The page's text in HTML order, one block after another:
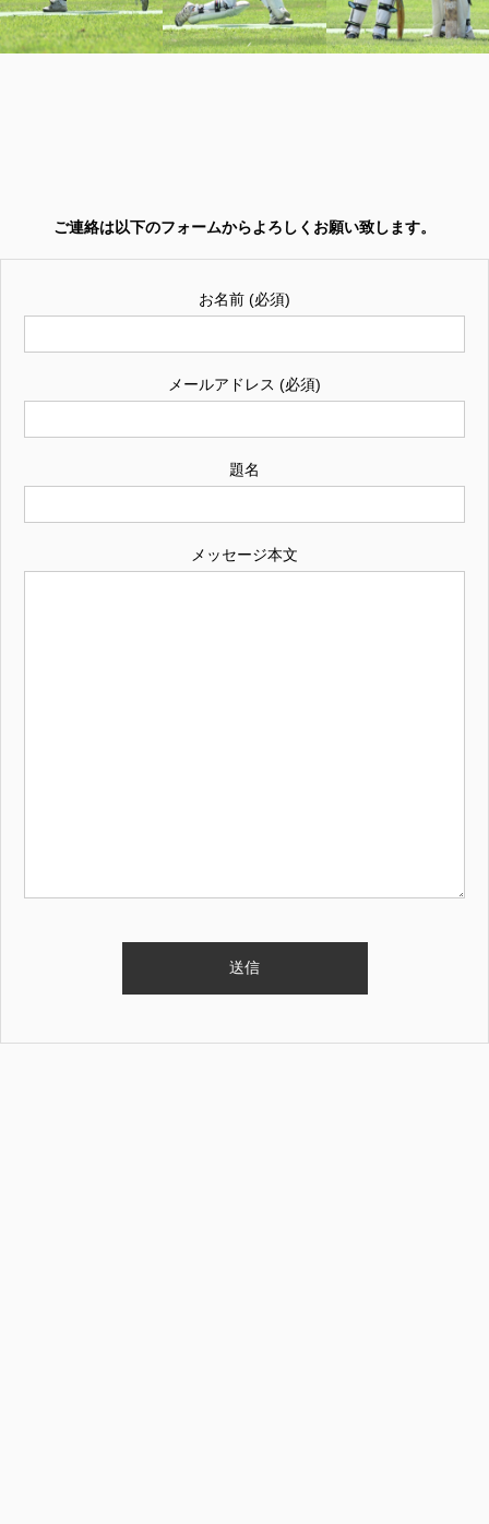
ご連絡は以下のフォームからよろしくお願い致します。
お名前 (必須)
メールアドレス (必須)
題名
メッセージ本文